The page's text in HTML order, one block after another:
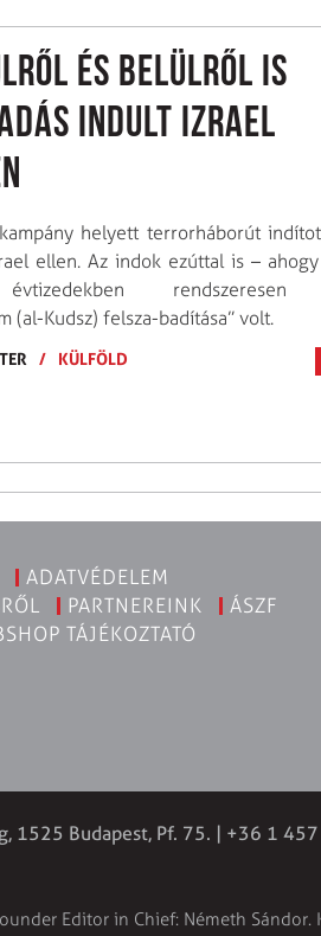
és belülről is
indult Izrael
kampány helyett terrorháborút
ellen. Az indok ezúttal is –
(al-Kudsz) felsza-badítása” volt.
/ KÜLFÖLD
ADATVÉDELEM
PARTNEREINK
ÁSZF
TÁJÉKOZTATÓ
1525 Budapest, Pf. 75. | +36 1
Editor in Chief: Németh